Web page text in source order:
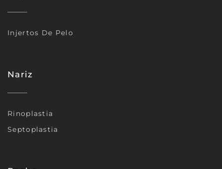
Injertos De Pelo
Nariz
Rinoplastia
Septoplastia